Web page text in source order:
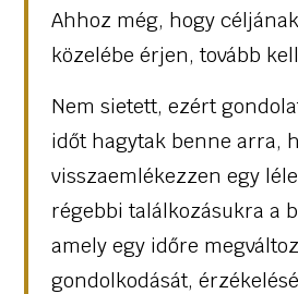
Ahhoz még, hogy
közelébe érjen, tovább
Nem sietett, ezért
időt hagytak benne arra,
visszaemlékezzen egy
régebbi találkozásukra a
amely egy időre
gondolkodását,